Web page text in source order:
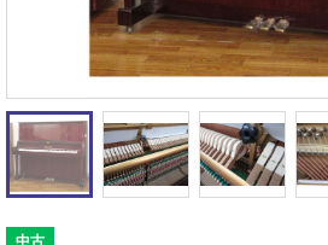
中古